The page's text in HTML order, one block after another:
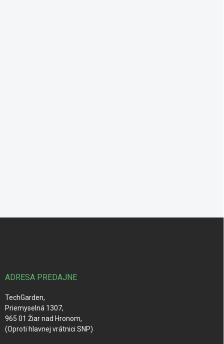
ADRESA PREDAJNE
TechGarden,
Priemyselná 1307,
965 01 Žiar nad Hronom,
(Oproti hlavnej vrátnici SNP)